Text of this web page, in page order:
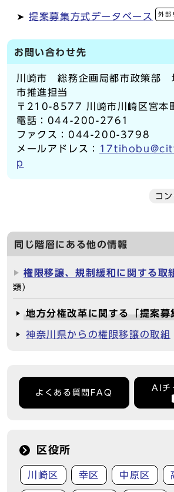
➤提案募集方式データベース 外部
お問い合わせ先
川崎市 総務企画局都市政策部
市推進担当
〒210-8577 川崎市川崎区宮本
電話：044-200-2761
ファクス：044-200-3798
メールアドレス：
p
コ
同じ階層にある他の情報
権限移譲、規制緩和に関する取
類）
地方分権改革に関する「提案募
神奈川県からの権限移譲の取組
よくある質問FAQ
AIチ
区役所
川崎区 幸区 中原区